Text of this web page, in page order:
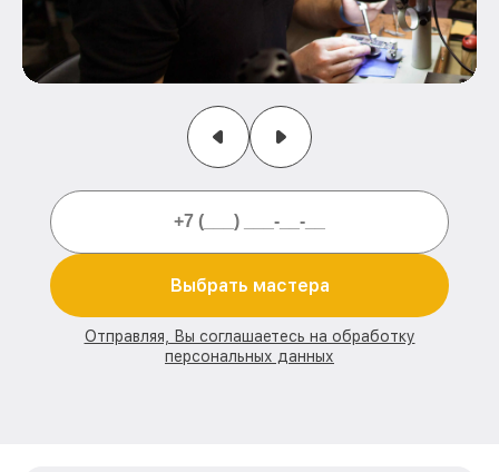
Выбрать мастера
Отправляя, Вы соглашаетесь на обработку
персональных данных